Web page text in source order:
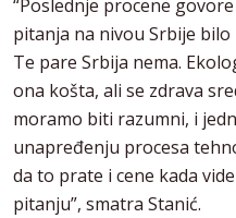
“Poslednje procene
pitanja na nivou Srbije
Te pare Srbija nema.
ona košta, ali se zdrava
moramo biti razumni, i
unapređenju procesa
da to prate i cene kada
pitanju”, smatra Stanić.